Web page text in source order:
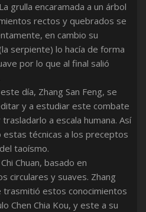
grulla encaramada a un árbol
rectos y quebrados se
en cambio su
serpiente) lo hacía de forma
por lo que al final salió
día, Zhang San Feng, se
y a estudiar este combate
a escala humana. Así
estas técnicas a los preceptos
taoísmo.
Chuan, basado en
circulares y suaves. Zhang
trasmitió estos conocimientos
Chen Chia Kou, y este a su